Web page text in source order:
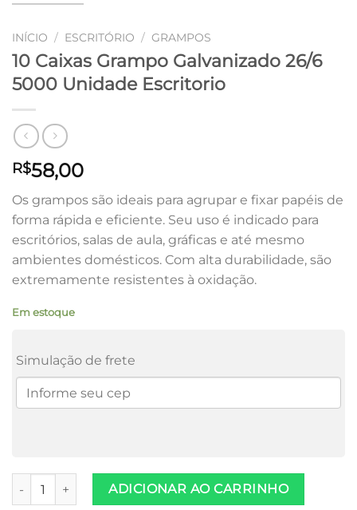
INÍCIO / ESCRITÓRIO / GRAMPOS
10 Caixas Grampo Galvanizado 26/6
5000 Unidade Escritorio
R$58,00
Os grampos são ideais para agrupar e fixar papéis de
forma rápida e eficiente. Seu uso é indicado para
escritórios, salas de aula, gráficas e até mesmo
ambientes domésticos. Com alta durabilidade, são
extremamente resistentes à oxidação.
Em estoque
Simulação de frete
10 Caixas Grampo Galvanizado 26/6 5000 Unidade Escritorio
ADICIONAR AO CARRINHO